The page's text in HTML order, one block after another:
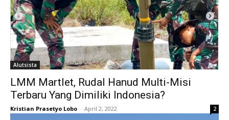
Alutsista
LMM Martlet, Rudal Hanud Multi-Misi
Terbaru Yang Dimiliki Indonesia?
Kristian Prasetyo Lobo - April 2, 2022 2